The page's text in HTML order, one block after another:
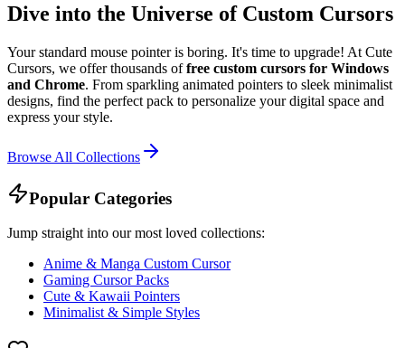
Dive into the Universe of Custom Cursors
Your standard mouse pointer is boring. It's time to upgrade! At Cute
Cursors, we offer thousands offree custom cursors for Windows
and Chrome. From sparkling animated pointers to sleek minimalist
designs, find the perfect pack to personalize your digital space and
express your style.
Browse All Collections
Popular Categories
Jump straight into our most loved collections:
Anime & Manga Custom Cursor
Gaming Cursor Packs
Cute & Kawaii Pointers
Minimalist & Simple Styles